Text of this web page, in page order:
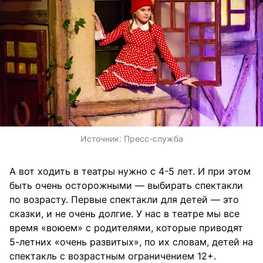
Источник: Пресс-служба
А вот ходить в театры нужно с 4-5 лет. И при этом
быть очень осторожными — выбирать спектакли
по возрасту. Первые спектакли для детей — это
сказки, и не очень долгие. У нас в театре мы все
время «воюем» с родителями, которые приводят
5-летних «очень развитых», по их словам, детей на
спектакль с возрастным ограничением 12+.